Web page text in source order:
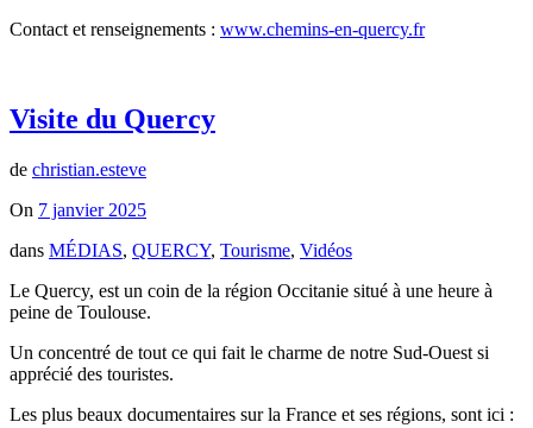
Contact et renseignements : www.chemins-en-quercy.fr
Visite du Quercy
de christian.esteve
On 7 janvier 2025
dans MÉDIAS, QUERCY, Tourisme, Vidéos
Le Quercy, est un coin de la région Occitanie situé à une heure à
peine de Toulouse.
Un concentré de tout ce qui fait le charme de notre Sud-Ouest si
apprécié des touristes.
Les plus beaux documentaires sur la France et ses régions, sont ici :